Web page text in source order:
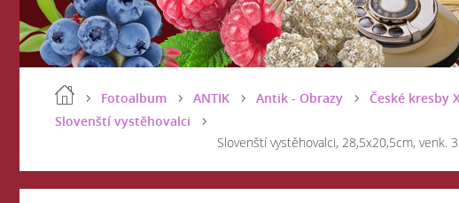
Fotoalbum ANTIK Antik - Obrazy České kresby
Slovenští vystěhovalci
Slovenští vystěhovalci, 28,5x20,5cm, venk.